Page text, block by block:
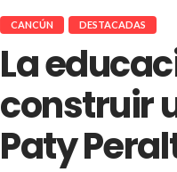
CANCÚN DESTACADAS
La
construir
Paty